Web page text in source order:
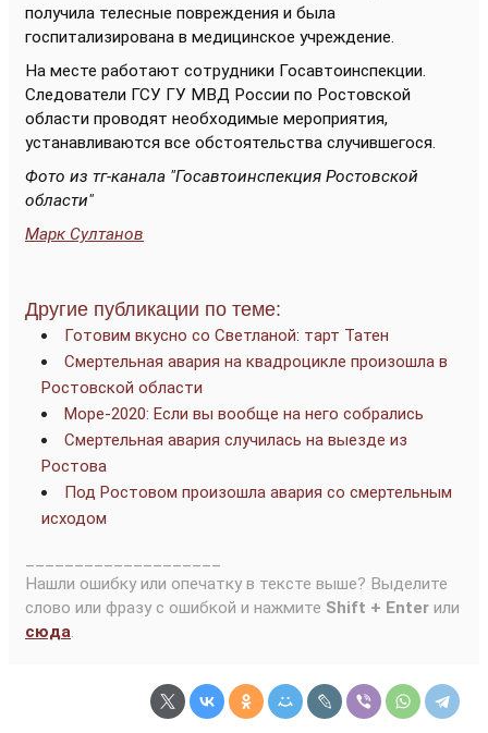
получила телесные повреждения и была
госпитализирована в медицинское учреждение.
На месте работают сотрудники Госавтоинспекции.
Следователи ГСУ ГУ МВД России по Ростовской
области проводят необходимые мероприятия,
устанавливаются все обстоятельства случившегося.
Фото из тг-канала "Госавтоинспекция Ростовской
области"
Марк Султанов
Другие публикации по теме:
Готовим вкусно со Светланой: тарт Татен
Смертельная авария на квадроцикле произошла в
Ростовской области
Море-2020: Если вы вообще на него собрались
Смертельная авария случилась на выезде из
Ростова
Под Ростовом произошла авария со смертельным
исходом
Нашли ошибку или опечатку в тексте выше? Выделите
слово или фразу с ошибкой и нажмите Shift + Enter или
сюда